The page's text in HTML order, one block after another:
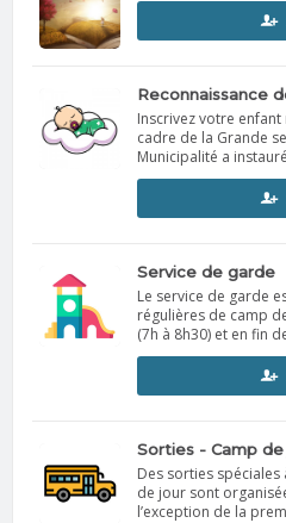
Reconnaissance
Inscrivez votre
cadre de la Grande
Municipalité a
de la communauté
nouvelles
municipaux iront
nous invitons les
en 2026 à inscrire
activité spéciale, par
d’inscription en
Service des loisirs
Service de garde
Le service de garde
régulières de camp
(7h à 8h30) et en fin
Sorties - Camp
Des sorties spéciales
de jour sont
l’exception de la